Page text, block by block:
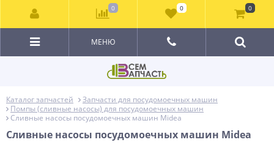
МЕНЮ
Каталог запчастей
Запчасти для посудомоечных машин
Помпы (сливные насосы) для посудомоечных машин
Сливные насосы посудомоечных машин Midea
Сливные насосы посудомоечных машин Midea
0 0 0